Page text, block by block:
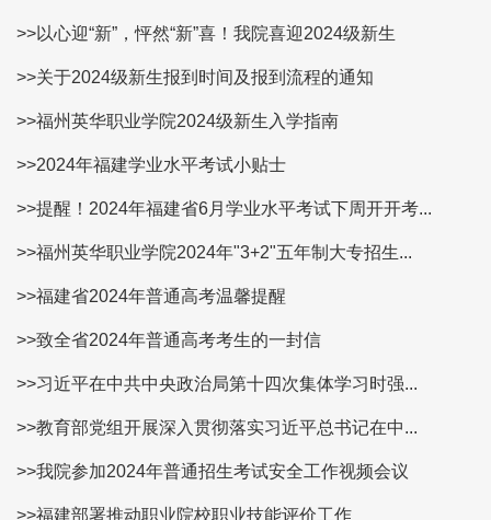
>>以心迎“新”，怦然“新”喜！我院喜迎2024级新生
>>关于2024级新生报到时间及报到流程的通知
>>福州英华职业学院2024级新生入学指南
>>2024年福建学业水平考试小贴士
>>提醒！2024年福建省6月学业水平考试下周开开考...
>>福州英华职业学院2024年"3+2"五年制大专招生...
>>福建省2024年普通高考温馨提醒
>>致全省2024年普通高考考生的一封信
>>习近平在中共中央政治局第十四次集体学习时强...
>>教育部党组开展深入贯彻落实习近平总书记在中...
>>我院参加2024年普通招生考试安全工作视频会议
>>福建部署推动职业院校职业技能评价工作